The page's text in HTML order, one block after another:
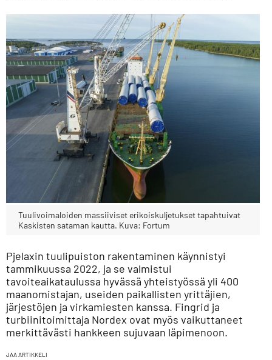
Tuulivoimaloiden massiiviset erikoiskuljetukset tapahtuivat
Kaskisten sataman kautta. Kuva: Fortum
Pjelaxin tuulipuiston rakentaminen käynnistyi
tammikuussa 2022, ja se valmistui
tavoiteaikataulussa hyvässä yhteistyössä yli 400
maanomistajan, useiden paikallisten yrittäjien,
järjestöjen ja virkamiesten kanssa. Fingrid ja
turbiinitoimittaja Nordex ovat myös vaikuttaneet
merkittävästi hankkeen sujuvaan läpimenoon.
JAA ARTIKKELI